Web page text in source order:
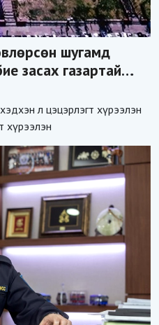
шугамд
засах газартай
л цэцэрлэгт хүрээлэн
хүрээлэн